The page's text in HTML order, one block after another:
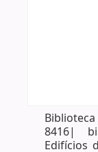
8416|
Edifícios